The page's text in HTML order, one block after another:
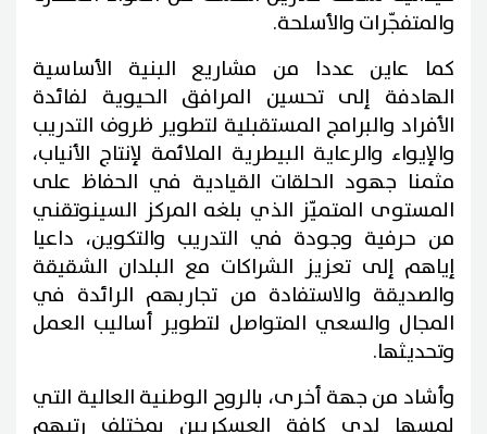
والمتفجّرات والأسلحة.
كما عاين عددا من مشاريع البنية الأساسية
الهادفة إلى تحسين المرافق الحيوية لفائدة
الأفراد والبرامج المستقبلية لتطوير ظروف التدريب
والإيواء والرعاية البيطرية الملائمة لإنتاج الأنياب،
مثمنا جهود الحلقات القيادية في الحفاظ على
المستوى المتميّز الذي بلغه المركز السينوتقني
من حرفية وجودة في التدريب والتكوين، داعيا
إياهم إلى تعزيز الشراكات مع البلدان الشقيقة
والصديقة والاستفادة من تجاربهم الرائدة في
المجال والسعي المتواصل لتطوير أساليب العمل
وتحديثها.
وأشاد من جهة أخرى، بالروح الوطنية العالية التي
لمسها لدى كافة العسكريين بمختلف رتبهم